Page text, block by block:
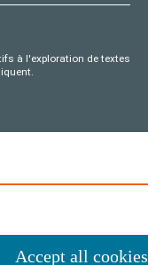
à l'exploration de textes
Accept all cookies